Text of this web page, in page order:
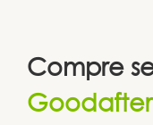
Compre
Goodafter